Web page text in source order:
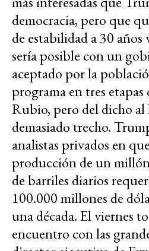
democracia, pero que
de estabilidad a 30 años
sería posible con un
aceptado por la
programa en tres
Rubio, pero del dicho al
demasiado trecho.
analistas privados en
producción de un
de barriles diarios
100.000 millones de
una década. El viernes
encuentro con las